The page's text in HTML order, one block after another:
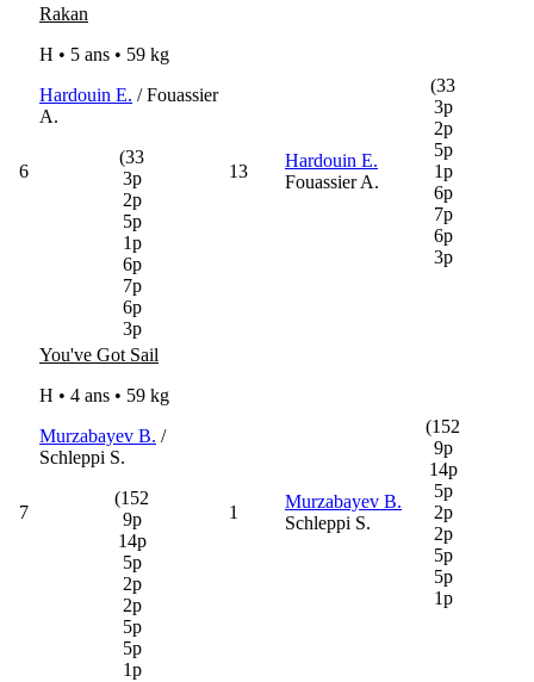
6
Rakan
H • 5 ans • 59 kg
Hardouin E. / Fouassier
A.
(33
3p
2p
5p
1p
6p
7p
6p
3p
13
Hardouin E.
Fouassier A.
(33
3p
2p
5p
1p
6p
7p
6p
3p
7
You've Got Sail
H • 4 ans • 59 kg
Murzabayev B. /
Schleppi S.
(152
9p
14p
5p
2p
2p
5p
5p
1p
1
Murzabayev B.
Schleppi S.
(152
9p
14p
5p
2p
2p
5p
5p
1p